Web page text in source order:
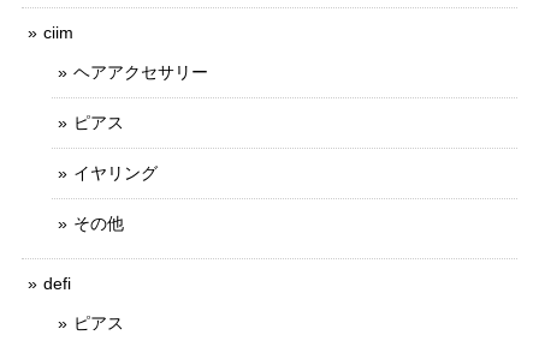
ciim
ヘアアクセサリー
ピアス
イヤリング
その他
defi
ピアス